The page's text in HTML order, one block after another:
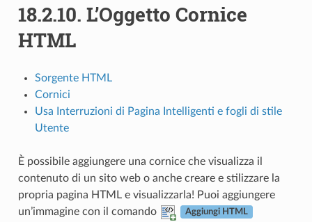
18.2.10. L’Oggetto Cornice
HTML
Sorgente HTML
Cornici
Usa Interruzioni di Pagina Intelligenti e fogli di stile
Utente
È possibile aggiungere una cornice che visualizza il
contenuto di un sito web o anche creare e stilizzare la
propria pagina HTML e visualizzarla! Puoi aggiungere
un’immagine con il comando
Aggiungi HTML